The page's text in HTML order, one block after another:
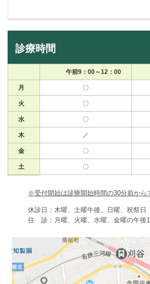
診療時間
午前9：00～12：00
月 〇
火 〇
水 〇
木 ／
金 〇
土 〇
※受付開始は診療開始時間の30分前から
休診日：木曜、土曜午後、日曜、祝祭日
往 診：月曜、火曜、水曜、金曜の午後